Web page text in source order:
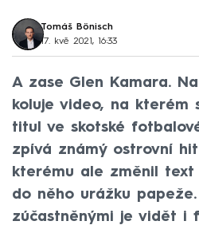
Tomáš Bönisch
17. kvě 2021, 16:33
A zase Glen Kamara.
koluje video, na kterém
titul ve skotské
zpívá známý ostrovní
kterému ale změnil text
do něho urážku
zúčastněnými je vidět i